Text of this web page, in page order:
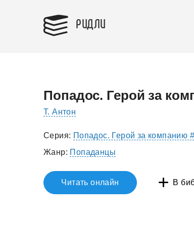
РИДЛИ
Попадос. Герой за
Т. Антон
Серия: Попадос. Герой за компанию
Жанр: Попаданцы
Читать онлайн В